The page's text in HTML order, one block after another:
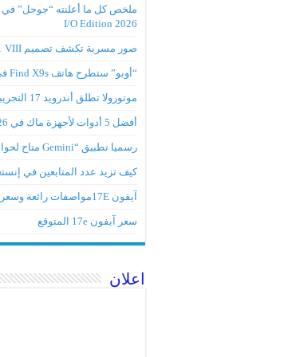
I/O Edition 2026
صور مسربة تكشف تصميم Xperia 1 VIII الجديد
“أوبو” ستطرح هاتف Find X9s في الأسواق العالمية
موتورولا تطلق أندرويد 17 التجريبي
أفضل 5 أدوات لأجهزة ماك في 2026
رسميا تطبيق “Gemini متاح لحواسيب “ماك”
كيف تزيد عدد المتابعين في
آيفون 17Eمواصفات رائعة وسعر أقل
سعر آيفون 17e المتوقع
اعلان